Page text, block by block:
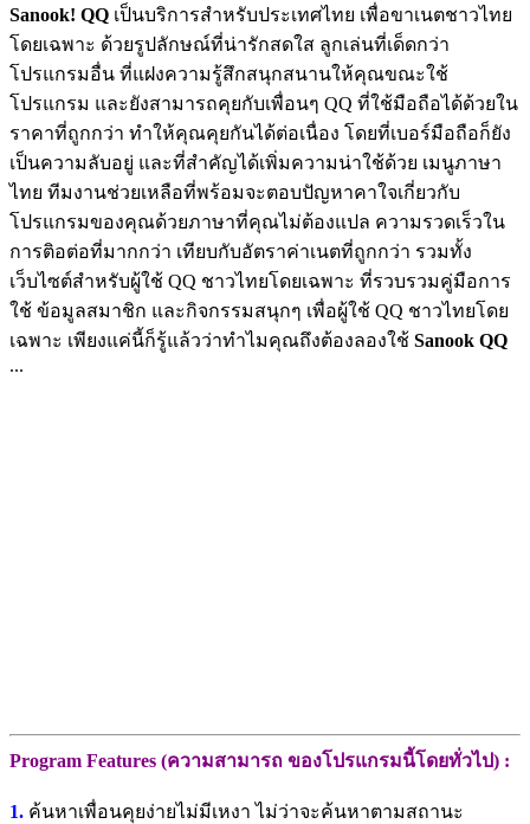
Sanook! QQ เป็นบริการสำหรับประเทศไทย เพื่อขาเนตชาวไทย
โดยเฉพาะ ด้วยรูปลักษณ์ที่น่ารักสดใส ลูกเล่นที่เด็ดกว่า
โปรแกรมอื่น ที่แฝงความรู้สึกสนุกสนานให้คุณขณะใช้
โปรแกรม และยังสามารถคุยกับเพื่อนๆ QQ ที่ใช้มือถือได้ด้วยใน
ราคาที่ถูกกว่า ทำให้คุณคุยกันได้ต่อเนื่อง โดยที่เบอร์มือถือก็ยัง
เป็นความลับอยู่ และที่สำคัญได้เพิ่มความน่าใช้ด้วย เมนูภาษา
ไทย ทีมงานช่วยเหลือที่พร้อมจะตอบปัญหาคาใจเกี่ยวกับ
โปรแกรมของคุณด้วยภาษาที่คุณไม่ต้องแปล ความรวดเร็วใน
การติอต่อที่มากกว่า เทียบกับอัตราค่าเนตที่ถูกกว่า รวมทั้ง
เว็บไซต์สำหรับผู้ใช้ QQ ชาวไทยโดยเฉพาะ ที่รวบรวมคู่มือการ
ใช้ ข้อมูลสมาชิก และกิจกรรมสนุกๆ เพื่อผู้ใช้ QQ ชาวไทยโดย
เฉพาะ เพียงแค่นี้ก็รู้แล้วว่าทำไมคุณถึงต้องลองใช้ Sanook QQ
...
Program Features (ความสามารถ ของโปรแกรมนี้โดยทั่วไป) :
1. ค้นหาเพื่อนคุยง่ายไม่มีเหงา ไม่ว่าจะค้นหาตามสถานะ